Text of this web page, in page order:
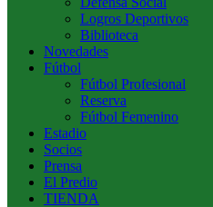
Logros Deportivos
Biblioteca
Novedades
Fútbol
Fútbol Profesional
Reserva
Fútbol Femenino
Estadio
Socios
Prensa
El Predio
TIENDA